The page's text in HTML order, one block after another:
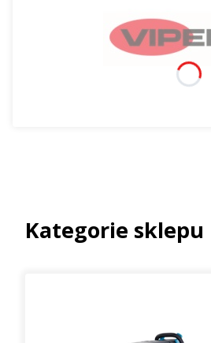
Kategorie sklepu